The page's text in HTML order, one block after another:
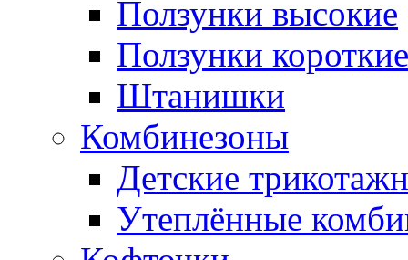
Ползунки высокие
Ползунки короткие
Штанишки
Комбинезоны
Детские
Утеплённые